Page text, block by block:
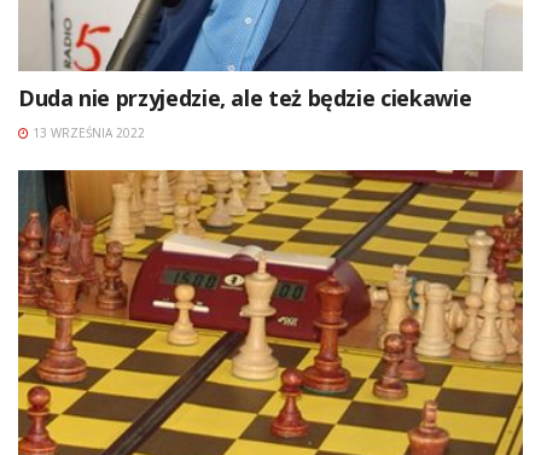
Duda nie przyjedzie, ale też będzie ciekawie
13 WRZEŚNIA 2022